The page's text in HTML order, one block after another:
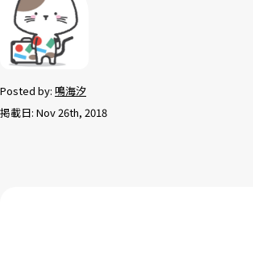
Posted by: 鳴海汐
掲載日: Nov 26th, 2018